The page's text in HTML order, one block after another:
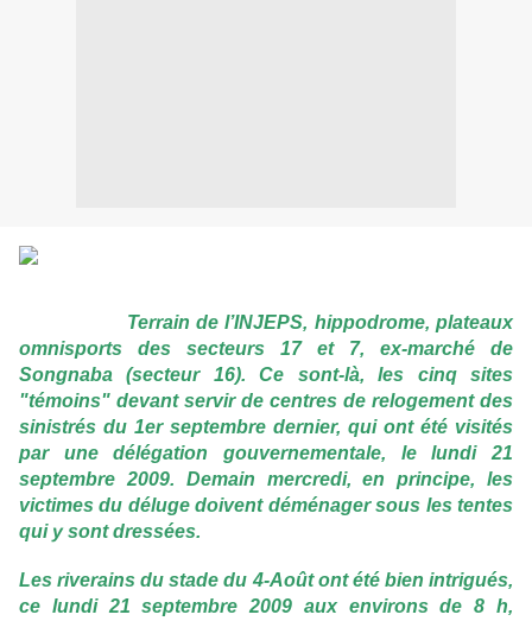
Terrain de l’INJEPS, hippodrome, plateaux
omnisports des secteurs 17 et 7, ex-marché de
Songnaba (secteur 16). Ce sont-là, les cinq sites
"témoins" devant servir de centres de relogement des
sinistrés du 1er septembre dernier, qui ont été visités
par une délégation gouvernementale, le lundi 21
septembre 2009. Demain mercredi, en principe, les
victimes du déluge doivent déménager sous les tentes
qui y sont dressées.
Les riverains du stade du 4-Août ont été bien intrigués,
ce lundi 21 septembre 2009 aux environs de 8 h,